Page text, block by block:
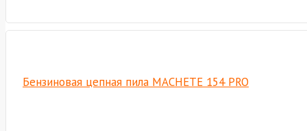
Бензиновая цепная пила MACHETE 154 PRO